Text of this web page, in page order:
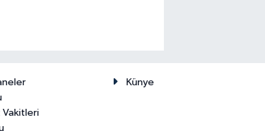
Vakitleri
Künye